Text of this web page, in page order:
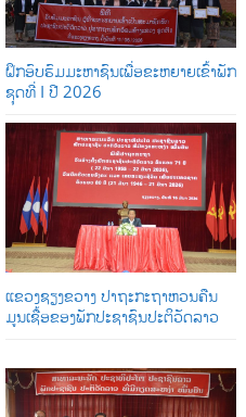
ຝຶກອົບຮົມມະຫາຊົນເພື່ອຂະຫຍາຍເຂົ້າພັກ
ຊຸດທີ່ I ປີ 2026
ແຂວງຊຽງຂວາງ ປາຖະກະຖາຫວນຄືນ
ມູນເຊື້ອຂອງພັກປະຊາຊົນປະຕິວັດລາວ